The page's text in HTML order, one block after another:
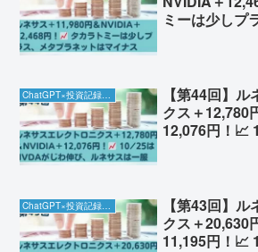
ミーは少しプ
ChatGPT×投資記録チャレンジ
【第44回】
クス＋12,780
12,076円！📈
【第43回】
クス＋20,630
11,195円！📈